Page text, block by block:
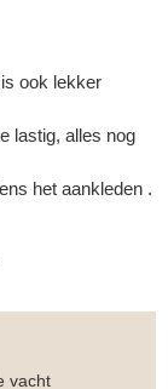
ook lekker
lastig, alles nog
het aankleden .
vacht